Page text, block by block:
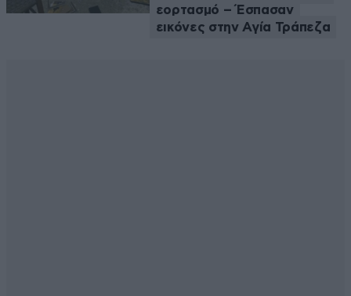
εορτασμό – Έσπασαν
εικόνες στην Αγία Τράπεζα